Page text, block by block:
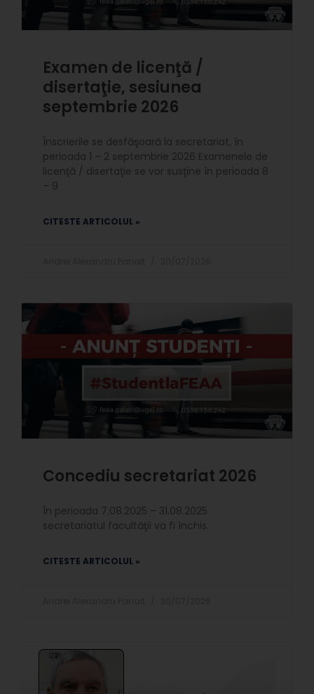
Examen de licenţă /
disertaţie, sesiunea
septembrie 2026
Înscrierile se desfăşoară la secretariat, în
perioada 1 – 2 septembrie 2026 Examenele de
licenţă / disertaţie se vor susţine în perioada 8
– 9
CITESTE ARTICOLUL »
Concediu secretariat 2026
În perioada 7.08.2025 – 31.08.2025
secretariatul facultăţii va fi închis.
CITESTE ARTICOLUL »